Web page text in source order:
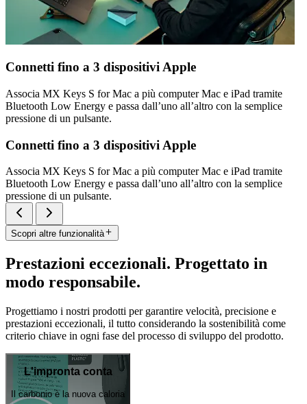
Connetti fino a 3 dispositivi Apple
Associa MX Keys S for Mac a più computer Mac e iPad tramite
Bluetooth Low Energy e passa dall’uno all’altro con la semplice
pressione di un pulsante.
Connetti fino a 3 dispositivi Apple
Associa MX Keys S for Mac a più computer Mac e iPad tramite
Bluetooth Low Energy e passa dall’uno all’altro con la semplice
pressione di un pulsante.
Scopri altre funzionalità
Prestazioni eccezionali. Progettato in
modo responsabile.
Progettiamo i nostri prodotti per garantire velocità, precisione e
prestazioni eccezionali, il tutto considerando la sostenibilità come
criterio chiave in ogni fase del processo di sviluppo del prodotto.
L'impronta conta
Il carbonio è la nuova caloria